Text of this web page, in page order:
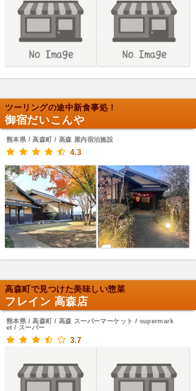
ツーリングの途中新食事処！
御宿だいこんや
熊本県 / 高森町 / 高森 屋内宿泊施設
4.3
高森町で見つけた美味しい惣菜
フレイン 高森店
熊本県 / 高森町 / 高森 スーパーマーケット / supermark
et / スーパー
3.7